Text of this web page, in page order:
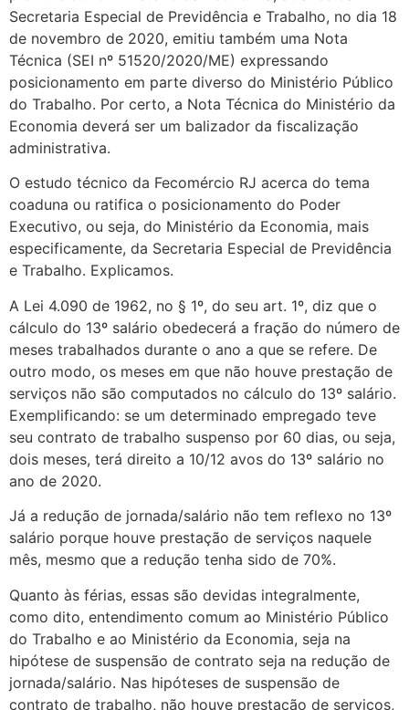
Secretaria Especial de Previdência e Trabalho, no dia 18
de novembro de 2020, emitiu também uma Nota
Técnica (SEI nº 51520/2020/ME) expressando
posicionamento em parte diverso do Ministério Público
do Trabalho. Por certo, a Nota Técnica do Ministério da
Economia deverá ser um balizador da fiscalização
administrativa.
O estudo técnico da Fecomércio RJ acerca do tema
coaduna ou ratifica o posicionamento do Poder
Executivo, ou seja, do Ministério da Economia, mais
especificamente, da Secretaria Especial de Previdência
e Trabalho. Explicamos.
A Lei 4.090 de 1962, no § 1º, do seu art. 1º, diz que o
cálculo do 13º salário obedecerá a fração do número de
meses trabalhados durante o ano a que se refere. De
outro modo, os meses em que não houve prestação de
serviços não são computados no cálculo do 13º salário.
Exemplificando: se um determinado empregado teve
seu contrato de trabalho suspenso por 60 dias, ou seja,
dois meses, terá direito a 10/12 avos do 13º salário no
ano de 2020.
Já a redução de jornada/salário não tem reflexo no 13º
salário porque houve prestação de serviços naquele
mês, mesmo que a redução tenha sido de 70%.
Quanto às férias, essas são devidas integralmente,
como dito, entendimento comum ao Ministério Público
do Trabalho e ao Ministério da Economia, seja na
hipótese de suspensão de contrato seja na redução de
jornada/salário. Nas hipóteses de suspensão de
contrato de trabalho, não houve prestação de serviços,